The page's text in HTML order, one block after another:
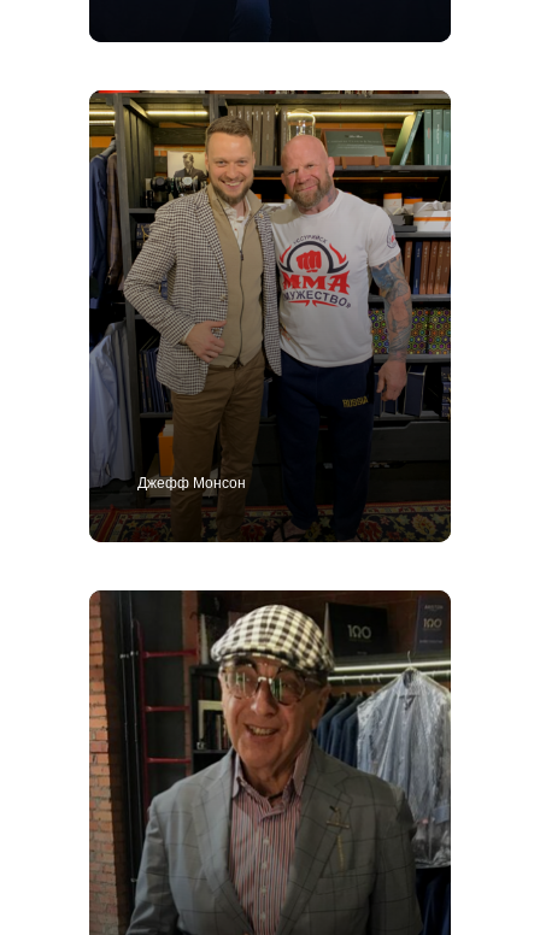
Джефф Монсон